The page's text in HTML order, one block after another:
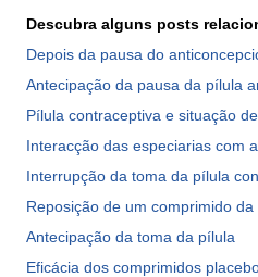
Descubra alguns posts
Depois da pausa do
Antecipação da pausa da pílula
Pílula contraceptiva e situação
Interacção das especiarias com
Interrupção da toma da pílula
Reposição de um comprimido da
Antecipação da toma da pílula
Eficácia dos comprimidos